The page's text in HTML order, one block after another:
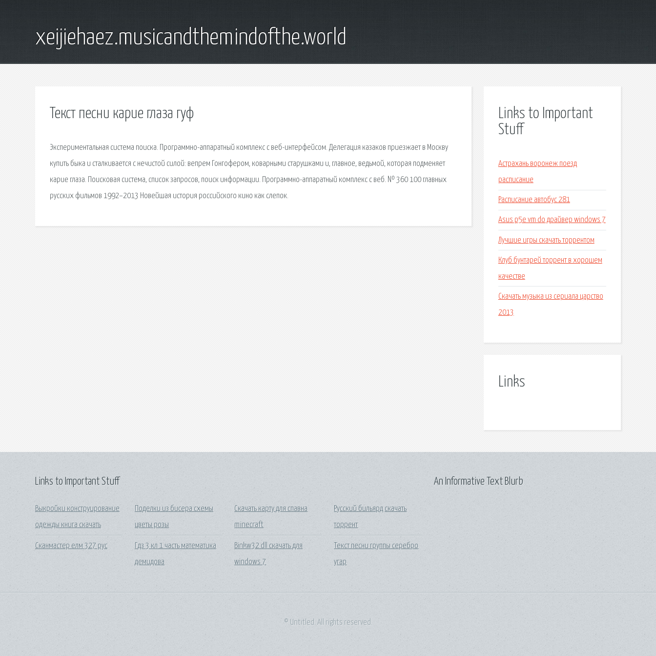
xeijiehaez.musicandthemindofthe.world
Текст песни карие глаза гуф
Экспериментальная система поиска. Программно-аппаратный комплекс с веб-интерфейсом. Делегация казаков приезжает в Москву
купить быка и сталкивается с нечистой силой: вепрем Гонгофером, коварными старушками и, главное, ведьмой, которая подменяет
карие глаза. Поисковая сиcтема, список запросов, поиск информации. Программно-аппаратный комплекс с веб. № 360 100 главных
русских фильмов 1992–2013 Новейшая история российского кино как слепок.
Links to Important
Stuff
Астрахань воронеж поезд
расписание
Расписание автобус 281
Asus p5e vm do драйвер windows 7
Лучшие игры скачать торрентом
Клуб бунтарей торрент в хорошем
качестве
Скачать музыка из сериала царство
2013
Links
Links to Important Stuff
Выкройки конструирование
одежды книга скачать
Сканмастер елм 327 рус
Поделки из бисера схемы
цветы розы
Гдз 3 кл 1 часть математика
демидова
Скачать карту для спавна
minecraft
Binkw32 dll скачать для
windows 7
Русский бильярд скачать
торрент
Текст песни группы серебро
угар
An Informative Text Blurb
© Untitled. All rights reserved.